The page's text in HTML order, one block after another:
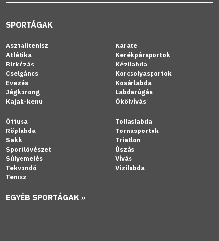
SPORTÁGAK
Asztalitenisz
Atlétika
Birkózás
Cselgáncs
Evezés
Jégkorong
Kajak-kenu
Karate
Kerékpársportok
Kézilabda
Korcsolyasportok
Kosárlabda
Labdarúgás
Ökölvívás
Öttusa
Röplabda
Sakk
Sportlövészet
Súlyemelés
Tekvondó
Tenisz
Tollaslabda
Tornasportok
Triatlon
Úszás
Vívás
Vízilabda
EGYÉB SPORTÁGAK »